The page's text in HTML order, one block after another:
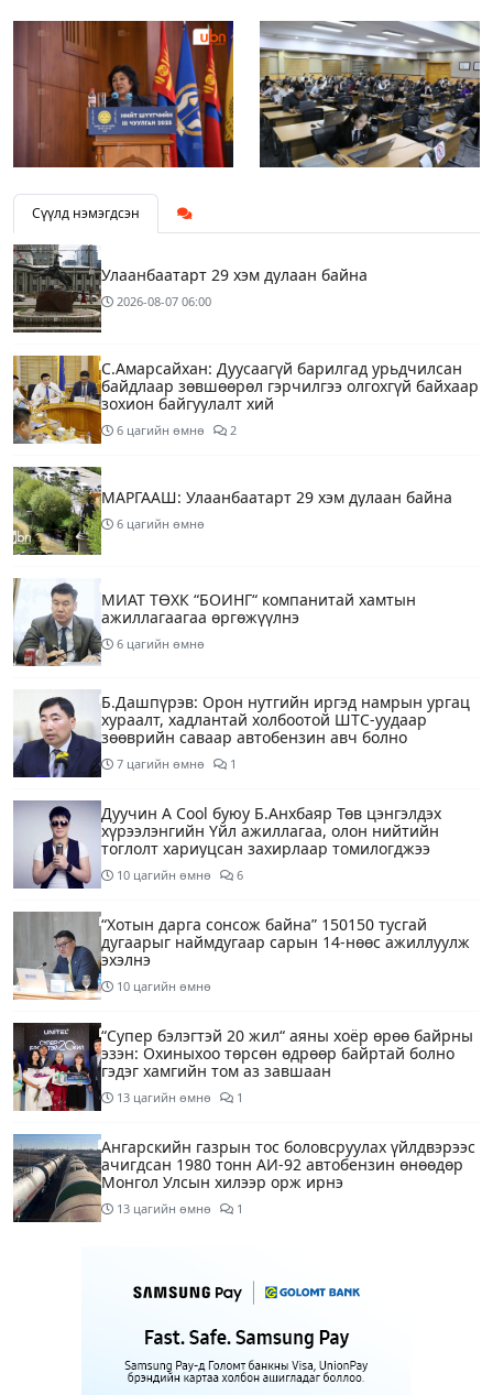
Сүүлд нэмэгдсэн
Улаанбаатарт 29 хэм дулаан байна
2026-08-07 06:00
С.Амарсайхан: Дуусаагүй барилгад урьдчилсан
байдлаар зөвшөөрөл гэрчилгээ олгохгүй байхаар
зохион байгуулалт хий
6 цагийн өмнө 2
МАРГААШ: Улаанбаатарт 29 хэм дулаан байна
6 цагийн өмнө
МИАТ ТӨХК “БОИНГ“ компанитай хамтын
ажиллагаагаа өргөжүүлнэ
6 цагийн өмнө
Б.Дашпүрэв: Орон нутгийн иргэд намрын ургац
хураалт, хадлантай холбоотой ШТС-уудаар
зөөврийн саваар автобензин авч болно
7 цагийн өмнө 1
Дуучин A Cool буюу Б.Анхбаяр Төв цэнгэлдэх
хүрээлэнгийн Үйл ажиллагаа, олон нийтийн
тоглолт хариуцсан захирлаар томилогджээ
10 цагийн өмнө 6
“Хотын дарга сонсож байна” 150150 тусгай
дугаарыг наймдугаар сарын 14-нөөс ажиллуулж
эхэлнэ
10 цагийн өмнө
“Супер бэлэгтэй 20 жил“ аяны хоёр өрөө байрны
эзэн: Охиныхоо төрсөн өдрөөр байртай болно
гэдэг хамгийн том аз завшаан
13 цагийн өмнө 1
Ангарскийн газрын тос боловсруулах үйлдвэрээс
ачигдсан 1980 тонн АИ-92 автобензин өнөөдөр
Монгол Улсын хилээр орж ирнэ
13 цагийн өмнө 1
төрийн бодлогын хомсдол үүсээд байна
Нэгдүгээр хорооллын арын замыг өнөөдөр орой
23:00 цагаас түр хааж, борооны ус зайлуулах